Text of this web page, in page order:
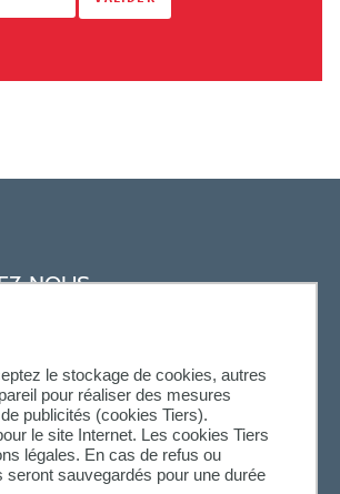
le stockage de cookies, autres
pour réaliser des mesures
publicités (cookies Tiers).
le site Internet. Les cookies Tiers
légales. En cas de refus ou
sauvegardés pour une durée
NOUS